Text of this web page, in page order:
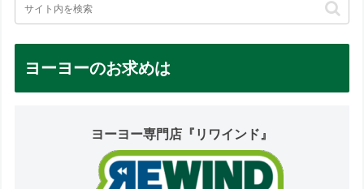
ヨーヨーのお求めは
ヨーヨー専門店『リワインド』